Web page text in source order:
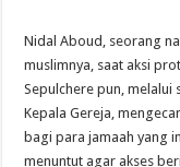
Nidal Aboud, seorang
muslimnya, saat aksi
Sepulchere pun, melalui
Kepala Gereja,
bagi para jamaah yang
menuntut agar akses